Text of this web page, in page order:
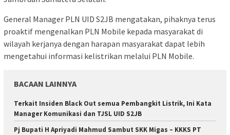
General Manager PLN UID S2JB mengatakan, pihaknya terus
proaktif mengenalkan PLN Mobile kepada masyarakat di
wilayah kerjanya dengan harapan masyarakat dapat lebih
mengetahui informasi kelistrikan melalui PLN Mobile.
BACAAN LAINNYA
Terkait Insiden Black Out semua Pembangkit Listrik, Ini Kata
Manager Komunikasi dan TJSL UID S2JB
Pj Bupati H Apriyadi Mahmud Sambut SKK Migas – KKKS PT